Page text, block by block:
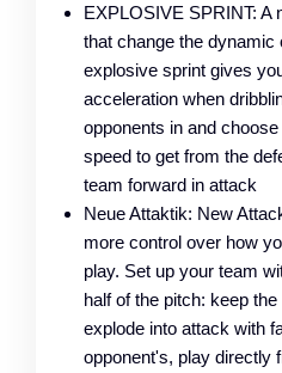
EXPLOSIVE SPRINT: A
that change the dynamic
explosive sprint gives
acceleration when
opponents in and
speed to get from the
team forward in attack
Neue Attaktik: New
more control over how
play. Set up your team
half of the pitch: keep
explode into attack with
opponent's, play directly